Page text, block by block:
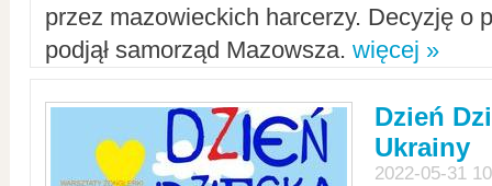
przez mazowieckich harcerzy. Decyzję o
podjął samorząd Mazowsza. więcej »
Dzień
Ukrainy
2022-05-31